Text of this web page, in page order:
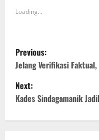
Loading...
P
o
s
Previous:
Jelang Verifikasi
Next:
Kades Sindagamanik